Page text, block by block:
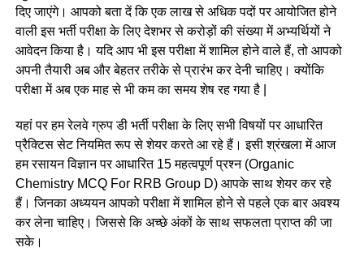
दिए जाएंगे। आपको बता दें कि एक लाख से अधिक पदों पर आयोजित होने
वाली इस भर्ती परीक्षा के लिए देशभर से करोड़ों की संख्या में अभ्यर्थियों ने
आवेदन किया है। यदि आप भी इस परीक्षा में शामिल होने वाले हैं, तो आपको
अपनी तैयारी अब और बेहतर तरीके से प्रारंभ कर देनी चाहिए। क्योंकि
परीक्षा में अब एक माह से भी कम का समय शेष रह गया है |
यहां पर हम रेलवे ग्रुप डी भर्ती परीक्षा के लिए सभी विषयों पर आधारित
प्रैक्टिस सेट नियमित रूप से शेयर करते आ रहे हैं। इसी श्रंखला में आज
हम रसायन विज्ञान पर आधारित 15 महत्वपूर्ण प्रश्न (Organic
Chemistry MCQ For RRB Group D) आपके साथ शेयर कर रहे
हैं। जिनका अध्ययन आपको परीक्षा में शामिल होने से पहले एक बार अवश्य
कर लेना चाहिए। जिससे कि अच्छे अंकों के साथ सफलता प्राप्त की जा
सके।